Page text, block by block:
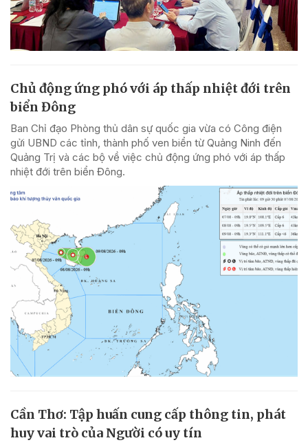
Chủ động ứng phó với áp thấp nhiệt đới trên
biển Đông
Ban Chỉ đạo Phòng thủ dân sự quốc gia vừa có Công điện
gửi UBND các tỉnh, thành phố ven biển từ Quảng Ninh đến
Quảng Trị và các bộ về việc chủ động ứng phó với áp thấp
nhiệt đới trên biển Đông.
Cần Thơ: Tập huấn cung cấp thông tin, phát
huy vai trò của Người có uy tín